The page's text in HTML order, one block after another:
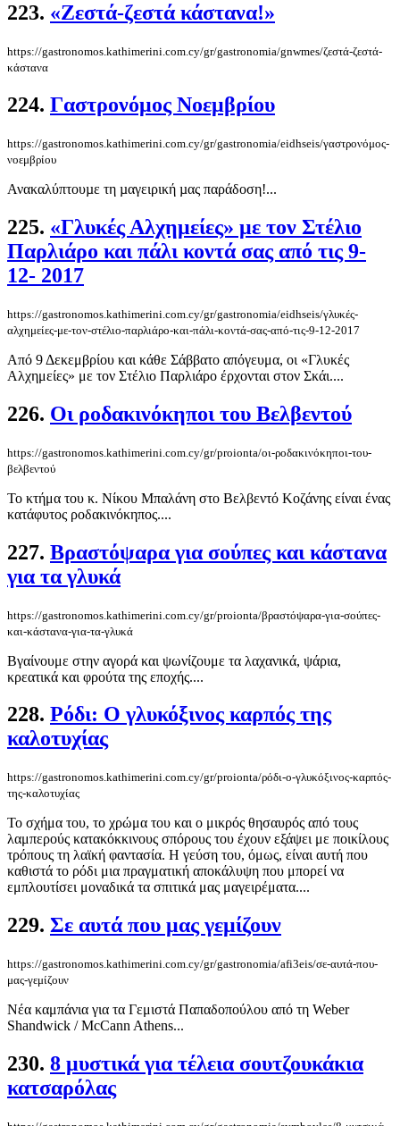
223. «Ζεστά-ζεστά κάστανα!»
https://gastronomos.kathimerini.com.cy/gr/gastronomia/gnwmes/ζεστά-ζεστά-
κάστανα
224. Γαστρονόμος Νοεμβρίου
https://gastronomos.kathimerini.com.cy/gr/gastronomia/eidhseis/γαστρονόμος-
νοεμβρίου
Ανακαλύπτουµε τη µαγειρική µας παράδοση!...
225. «Γλυκές Αλχημείες» με τον Στέλιο
Παρλιάρο και πάλι κοντά σας από τις 9-
12- 2017
https://gastronomos.kathimerini.com.cy/gr/gastronomia/eidhseis/γλυκές-
αλχημείες-με-τον-στέλιο-παρλιάρο-και-πάλι-κοντά-σας-από-τις-9-12-2017
Από 9 Δεκεμβρίου και κάθε Σάββατο απόγευμα, οι «Γλυκές
Αλχημείες» με τον Στέλιο Παρλιάρο έρχονται στον Σκάι....
226. Οι ροδακινόκηποι του Βελβεντού
https://gastronomos.kathimerini.com.cy/gr/proionta/οι-ροδακινόκηποι-του-
βελβεντού
Το κτήμα του κ. Νίκου Μπαλάνη στο Βελβεντό Κοζάνης είναι ένας
κατάφυτος ροδακινόκηπος....
227. Βραστόψαρα για σούπες και κάστανα
για τα γλυκά
https://gastronomos.kathimerini.com.cy/gr/proionta/βραστόψαρα-για-σούπες-
και-κάστανα-για-τα-γλυκά
Βγαίνουμε στην αγορά και ψωνίζουμε τα λαχανικά, ψάρια,
κρεατικά και φρούτα της εποχής....
228. Ρόδι: Ο γλυκόξινος καρπός της
καλοτυχίας
https://gastronomos.kathimerini.com.cy/gr/proionta/ρόδι-ο-γλυκόξινος-καρπός-
της-καλοτυχίας
Το σχήμα του, το χρώμα του και ο μικρός θησαυρός από τους
λαμπερούς κατακόκκινους σπόρους του έχουν εξάψει με ποικίλους
τρόπους τη λαϊκή φαντασία. Η γεύση του, όμως, είναι αυτή που
καθιστά το ρόδι μια πραγματική αποκάλυψη που μπορεί να
εμπλουτίσει μοναδικά τα σπιτικά μας μαγειρέματα....
229. Σε αυτά που μας γεμίζουν
https://gastronomos.kathimerini.com.cy/gr/gastronomia/afi3eis/σε-αυτά-που-
μας-γεμίζουν
Νέα καμπάνια για τα Γεμιστά Παπαδοπούλου από τη Weber
Shandwick / McCann Athens...
230. 8 μυστικά για τέλεια σουτζουκάκια
κατσαρόλας